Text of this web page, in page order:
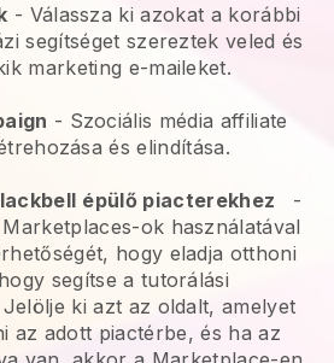
- Válassza ki azokat a korábbi
segítséget szereztek veled és
marketing e-maileket.
- Szociális média affiliate
és elindítása.
épülő piacterekhez
-
ok használatával
hogy eladja otthoni
segítse a tutorálási
Jelölje ki azt az oldalt, amelyet
az adott piactérbe, és ha az